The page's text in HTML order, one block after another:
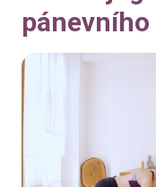
pánevního